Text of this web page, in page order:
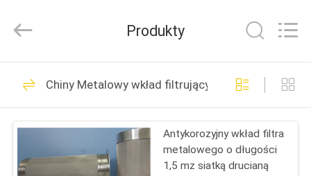
DOM
PRODUKTY
FILMY
Materials
Rights
Spiekane włókno
metalowe
30
Produkty
Chiny Metalowy wkład filtrujący
Antykorozyjny wkład filtra
metalowego o długości
1,5 mz siatką drucianą